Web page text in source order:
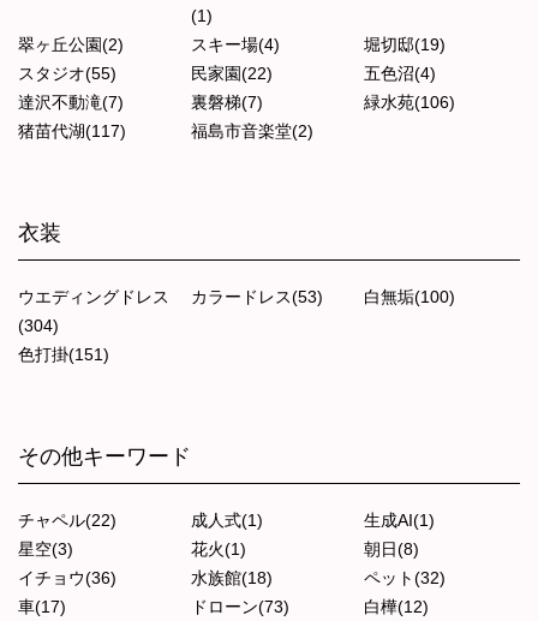
(1)
翠ヶ丘公園(2) スキー場(4)
堀切邸(19)
スタジオ(55)
民家園(22)
五色沼(4)
達沢不動滝(7)
裏磐梯(7)
緑水苑(106)
猪苗代湖(117)
福島市音楽堂(2)
衣装
ウエディングドレス
(304)
カラードレス(53) 白無垢(100)
色打掛(151)
その他キーワード
チャペル(22) 成人式(1)
生成AI(1)
星空(3)
花火(1)
朝日(8)
イチョウ(36)
水族館(18)
ペット(32)
車(17)
ドローン(73)
白樺(12)